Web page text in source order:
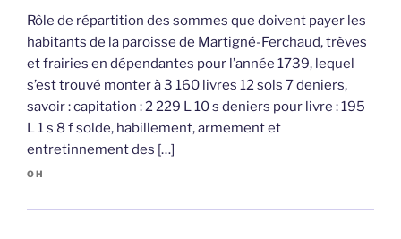
Rôle de répartition des sommes que doivent payer les
habitants de la paroisse de Martigné-Ferchaud, trèves
et frairies en dépendantes pour l’année 1739, lequel
s’est trouvé monter à 3 160 livres 12 sols 7 deniers,
savoir : capitation : 2 229 L 10 s deniers pour livre : 195
L 1 s 8 f solde, habillement, armement et
entretinnement des […]
OH